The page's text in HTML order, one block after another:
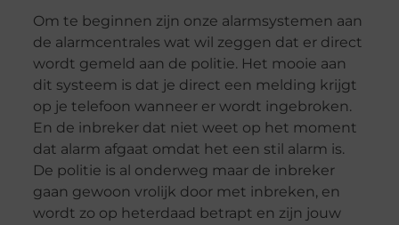
Om te beginnen zijn onze alarmsystemen aan
de alarmcentrales wat wil zeggen dat er direct
wordt gemeld aan de politie. Het mooie aan
dit systeem is dat je direct een melding krijgt
op je telefoon wanneer er wordt ingebroken.
En de inbreker dat niet weet op het moment
dat alarm afgaat omdat het een stil alarm is.
De politie is al onderweg maar de inbreker
gaan gewoon vrolijk door met inbreken, en
wordt zo op heterdaad betrapt en zijn jouw